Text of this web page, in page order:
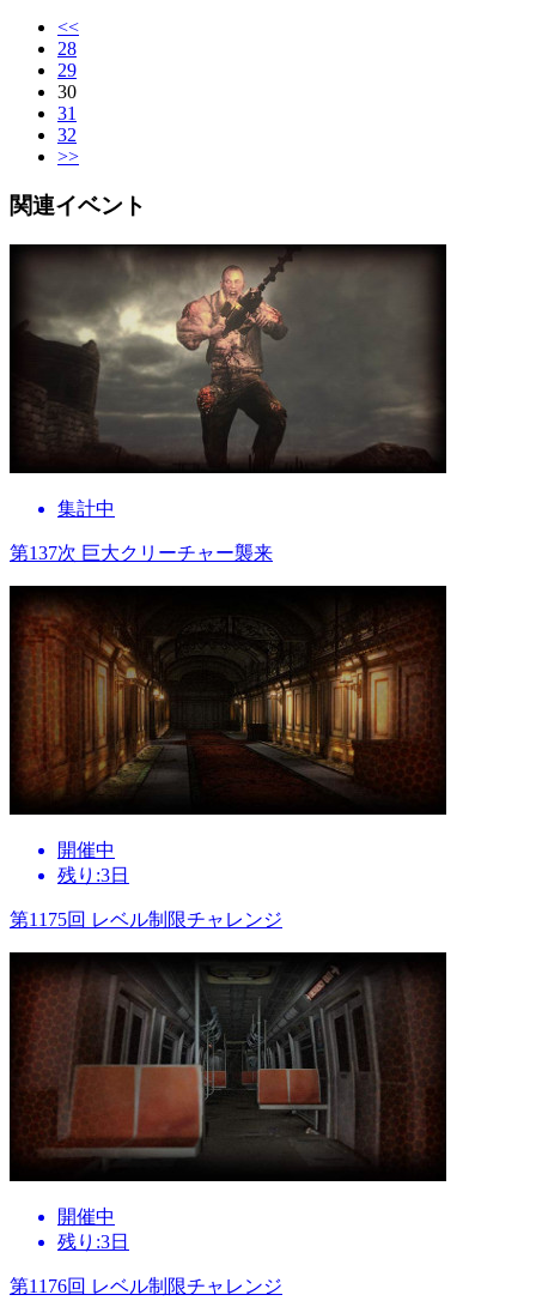
<<
28
29
30
31
32
>>
関連イベント
集計中
第137次 巨大クリーチャー襲来
開催中
残り:3日
第1175回 レベル制限チャレンジ
開催中
残り:3日
第1176回 レベル制限チャレンジ